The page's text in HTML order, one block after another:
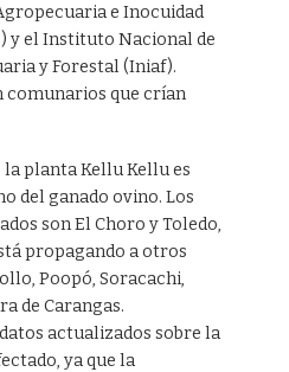
e Inocuidad
y el Instituto Nacional de
y Forestal (Iniaf).
que crían
la planta Kellu Kellu es
del ganado ovino. Los
son El Choro y Toledo,
propagando a otros
Poopó, Soracachi,
de Carangas.
actualizados sobre la
ya que la